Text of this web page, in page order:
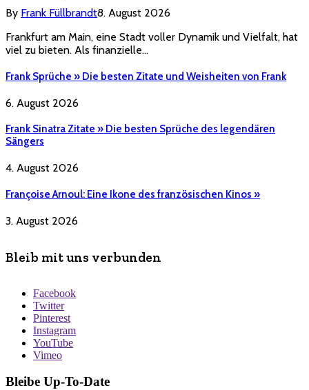
By Frank Füllbrandt8. August 2026
Frankfurt am Main, eine Stadt voller Dynamik und Vielfalt, hat
viel zu bieten. Als finanzielle…
Frank Sprüche » Die besten Zitate und Weisheiten von Frank
6. August 2026
Frank Sinatra Zitate » Die besten Sprüche des legendären
Sängers
4. August 2026
Françoise Arnoul: Eine Ikone des französischen Kinos »
3. August 2026
Bleib mit uns verbunden
Facebook
Twitter
Pinterest
Instagram
YouTube
Vimeo
Bleibe Up-To-Date